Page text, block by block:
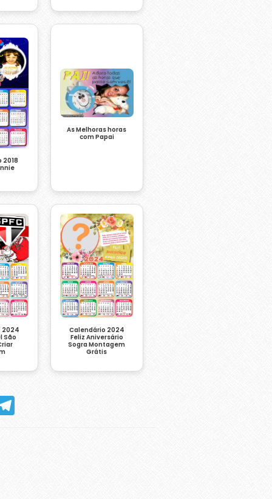
2018
As Melhoras horas
com Papai
2024
São
Calendário 2024
Feliz Aniversário
Sogra Montagem
Grátis
Telegram